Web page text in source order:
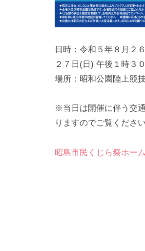
日時：令和５年８月２
２７日(日) 午後１時３
場所：昭和公園陸上競
※当日は開催に伴う交
りますのでご覧ください
昭島市民くじら祭ホー